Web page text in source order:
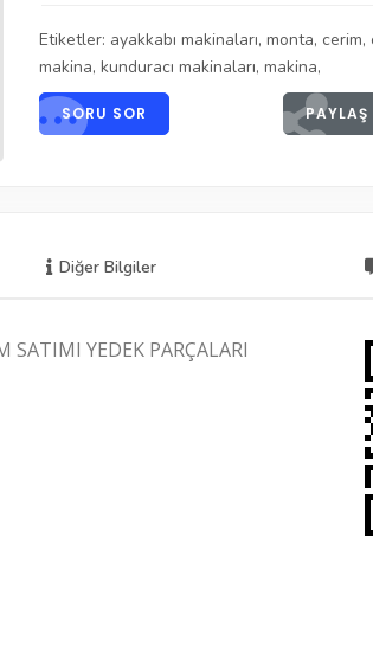
Etiketler: ayakkabı makinaları, monta, cerim,
makina, kunduracı makinaları, makina,
SORU SOR PAYLAŞ
Diğer Bilgiler
SATIMI YEDEK PARÇALARI